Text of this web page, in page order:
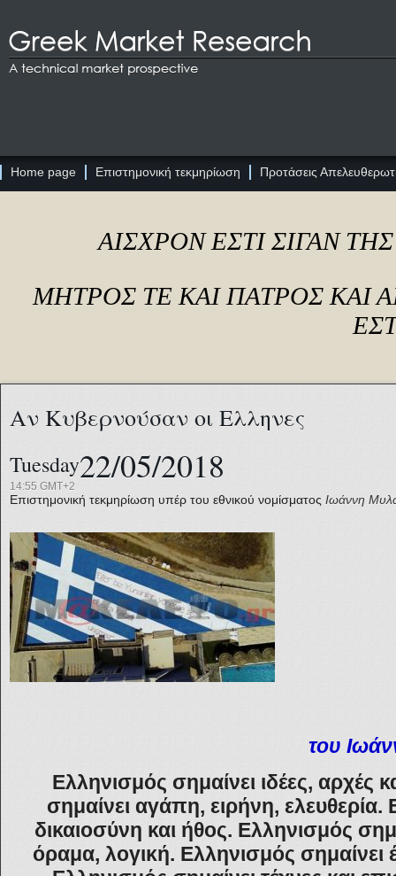
Home page Επιστημονική τεκμηρίωση Προτάσεις
ΑΙΣΧΡΟΝ ΕΣΤΙ ΣΙΓΑΝ
ΜΗΤΡΟΣ ΤΕ ΚΑΙ ΠΑΤΡΟΣ ΚΑΙ
Αν Κυβερνούσαν οι Ελληνες
Tuesday22/05/2018
14:55 GMT+2
Επιστημονική τεκμηρίωση υπέρ του εθνικού νομίσματος Ιωάννη
του
Ελληνισμός σημαίνει ιδέες, αρχές
σημαίνει αγάπη, ειρήνη, ελευθερία.
δικαιοσύνη και ήθος. Ελληνισμός
όραμα, λογική. Ελληνισμός σημαίνει